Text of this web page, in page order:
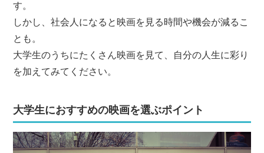
す。
しかし、社会人になると映画を見る時間や機会が減るこ
とも。
大学生のうちにたくさん映画を見て、自分の人生に彩り
を加えてみてください。
大学生におすすめの映画を選ぶポイント